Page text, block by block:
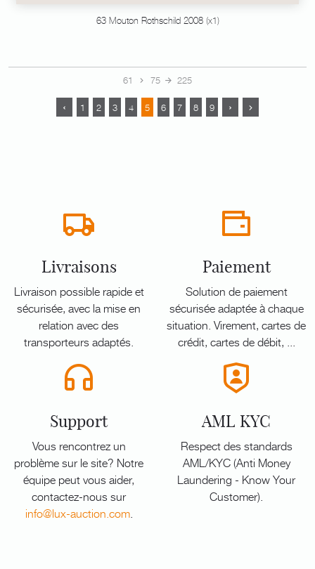
63 Mouton Rothschild 2008 (x1)
61 75 225
1 2 3 4 5 6 7 8 9
Livraisons
Livraison possible rapide et
sécurisée, avec la mise en
relation avec des
transporteurs adaptés.
Paiement
Solution de paiement
sécurisée adaptée à chaque
situation. Virement, cartes de
crédit, cartes de débit, ...
Support
Vous rencontrez un
problème sur le site? Notre
équipe peut vous aider,
contactez-nous sur
info@lux-auction.com.
AML KYC
Respect des standards
AML/KYC (Anti Money
Laundering - Know Your
Customer).